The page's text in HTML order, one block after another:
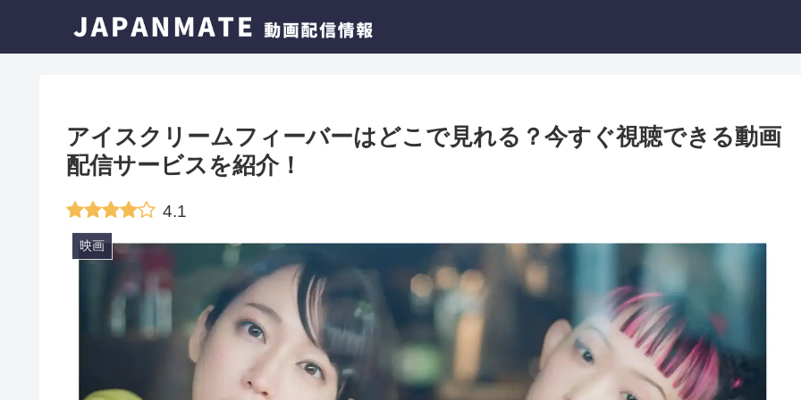
アイスクリームフィーバーはどこで見れる？今すぐ視聴できる動画
配信サービスを紹介！
4.1
映画